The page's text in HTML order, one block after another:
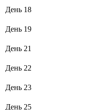
День 18
День 19
День 21
День 22
День 23
День 25